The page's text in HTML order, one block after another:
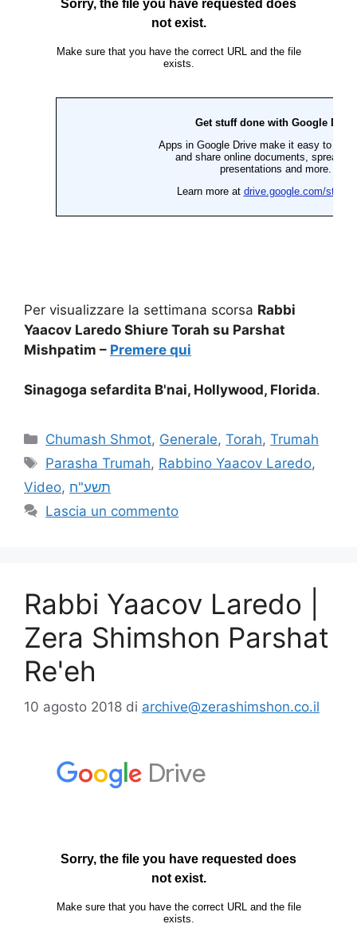
Per visualizzare la settimana scorsa Rabbi
Yaacov Laredo Shiure Torah su Parshat
Mishpatim – Premere qui
Sinagoga sefardita B'nai, Hollywood, Florida.
Chumash Shmot, Generale,Torah,Trumah
Parasha Trumah, Rabbino Yaacov Laredo,
Video, תשע"ח
Lascia un commento
Rabbi Yaacov Laredo |
Zera Shimshon Parshat
Re'eh
10 agosto 2018 di archive@zerashimshon.co.il